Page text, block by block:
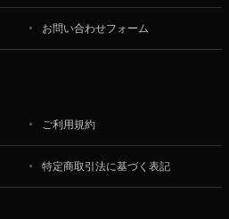
お問い合わせフォーム
ご利用規約
特定商取引法に基づく表記